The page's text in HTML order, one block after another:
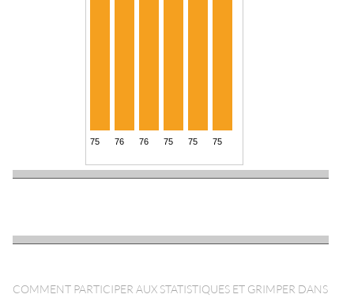
COMMENT PARTICIPER AUX STATISTIQUES ET GRIMPER DANS